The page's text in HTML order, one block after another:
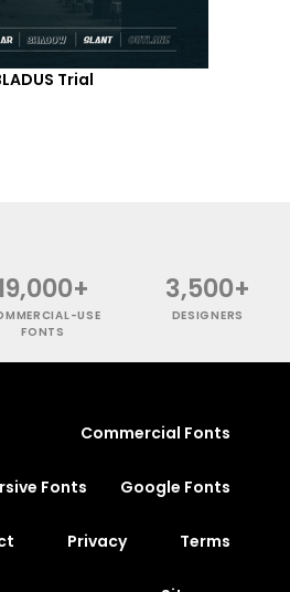
Trial
USE
FONTS
3,500+
DESIGNERS
Commercial Fonts
Fonts Google Fonts
Privacy Terms